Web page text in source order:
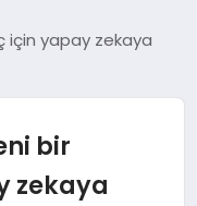
için yapay zekaya
bir
zekaya